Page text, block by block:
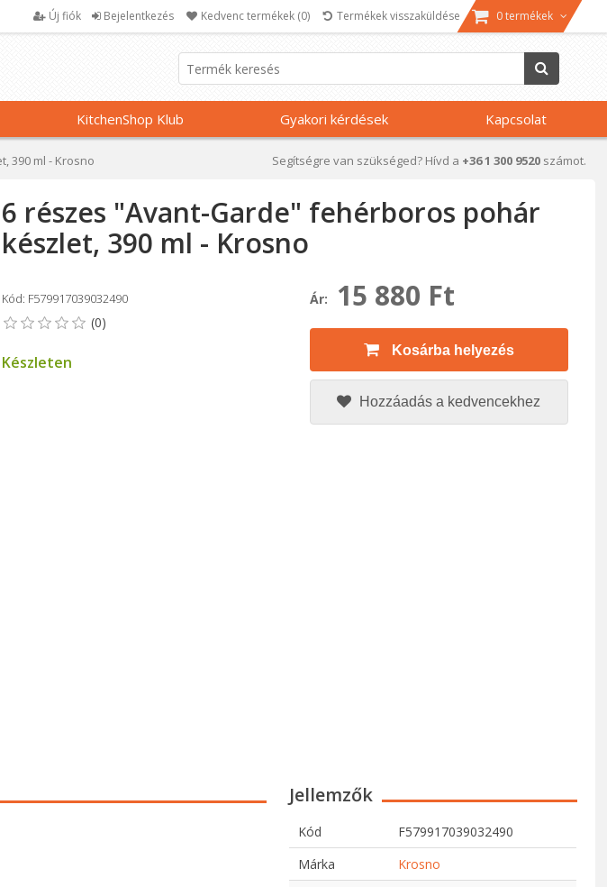
Új fiók Bejelentkezés Kedvenc termékek (0) Termékek visszaküldése 0 termékek
KitchenShop Klub Gyakori kérdések Kapcsolat
390 ml - Krosno Segítségre van szükséged? Hívd a +36 1 300 9520számot.
6 részes "Avant-Garde" fehérboros pohár
készlet, 390 ml - Krosno
Kód: F579917039032490
Készleten
Ár: 15 880 Ft
Kosárba helyezés
Hozzáadás a kedvencekhez
Jellemzők
Kód
F579917039032490
Márka
Krosno